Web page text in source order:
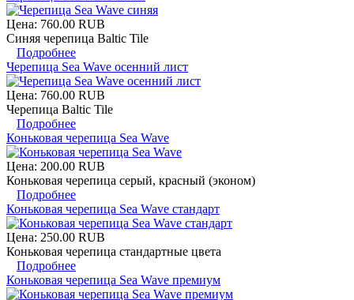
Цена: 760.00 RUB
Синяя черепица Baltic Tile
Подробнее
Черепица Sea Wave осенний лист
Цена: 760.00 RUB
Черепица Baltic Tile
Подробнее
Коньковая черепица Sea Wave
Цена: 200.00 RUB
Коньковая черепица серый, красный (эконом)
Подробнее
Коньковая черепица Sea Wave стандарт
Цена: 250.00 RUB
Коньковая черепица стандартные цвета
Подробнее
Коньковая черепица Sea Wave премиум